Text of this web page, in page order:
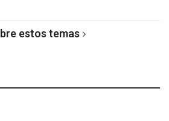
estos temas